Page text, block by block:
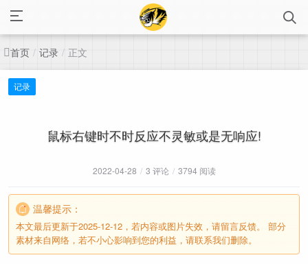
首页 / 记录 / 正文
记录
鼠标右键时不时反应不灵敏或是无响应!
2022-04-28 / 3 评论 / 3794 阅读
温馨提示：
本文最后更新于2025-12-12，若内容或图片失效，请留言反馈。 部分
素材来自网络，若不小心影响到您的利益，请联系我们删除。